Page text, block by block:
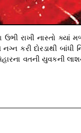
ઉભી રાખી નાસ્તો
દોરડાથી બાંધી
વતની યુવકની